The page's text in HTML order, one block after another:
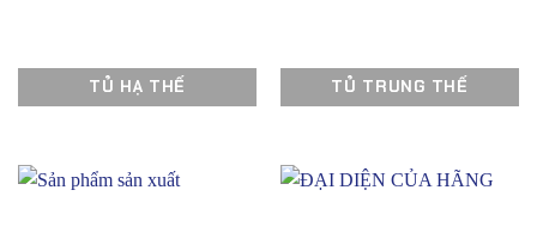
TỦ HẠ THẾ TỦ TRUNG THẾ